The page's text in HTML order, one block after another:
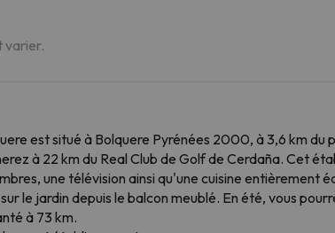
varier.
est situé à Bolquere Pyrénées 2000, à 3,6 km du
à 22 km du Real Club de Golf de Cerdaña. Cet
une télévision ainsi qu'une cuisine entièrement
le jardin depuis le balcon meublé. En été, vous
à 73 km.